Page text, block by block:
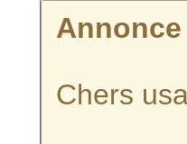
Annonce
Chers